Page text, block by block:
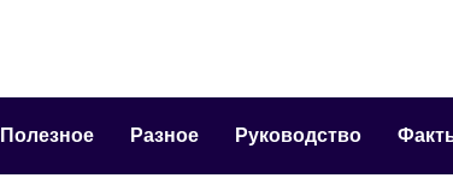
Полезное Разное Руководство